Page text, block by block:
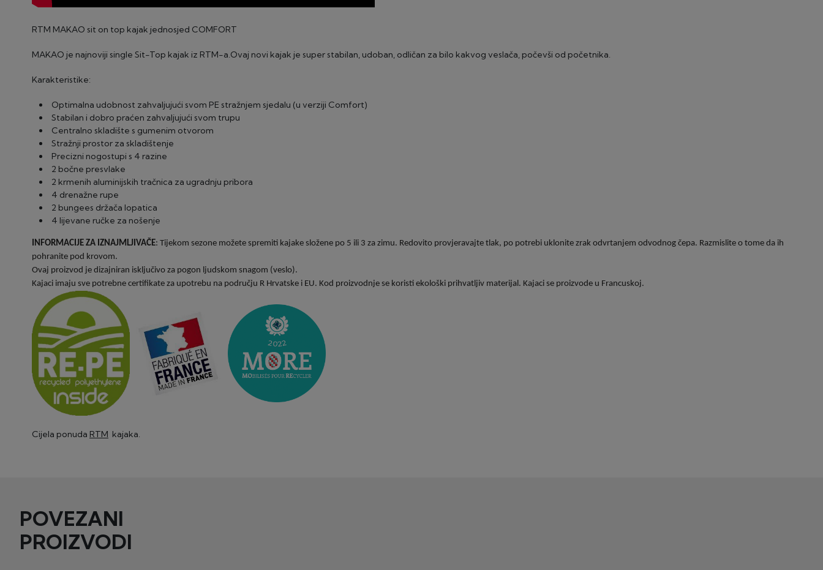
RTM MAKAO sit on top kajak jednosjed COMFORT
MAKAO je najnoviji single Sit-Top kajak iz RTM-a.Ovaj novi kajak je super stabilan, udoban, odličan za bilo kakvog veslača, počevši od početnika.
Karakteristike:
Optimalna udobnost zahvaljujući svom PE stražnjem sjedalu (u verziji Comfort)
Stabilan i dobro praćen zahvaljujući svom trupu
Centralno skladište s gumenim otvorom
Stražnji prostor za skladištenje
Precizni nogostupi s 4 razine
2 bočne presvlake
2 krmenih aluminijskih tračnica za ugradnju pribora
4 drenažne rupe
2 bungees držača lopatica
4 lijevane ručke za nošenje
INFORMACIJE ZA IZNAJMLJIVAČE: Tijekom sezone možete spremiti kajake složene po 5 ili 3 za zimu. Redovito provjeravajte tlak, po potrebi uklonite zrak odvrtanjem odvodnog čepa. Razmislite o tome da ih
pohranite pod krovom.
Ovaj proizvod je dizajniran isključivo za pogon ljudskom snagom (veslo).
Kajaci imaju sve potrebne certifikate za upotrebu na području R Hrvatske i EU. Kod proizvodnje se koristi ekološki prihvatljiv materijal. Kajaci se proizvode u Francuskoj.
Cijela ponuda RTM kajaka.
POVEZANI
PROIZVODI